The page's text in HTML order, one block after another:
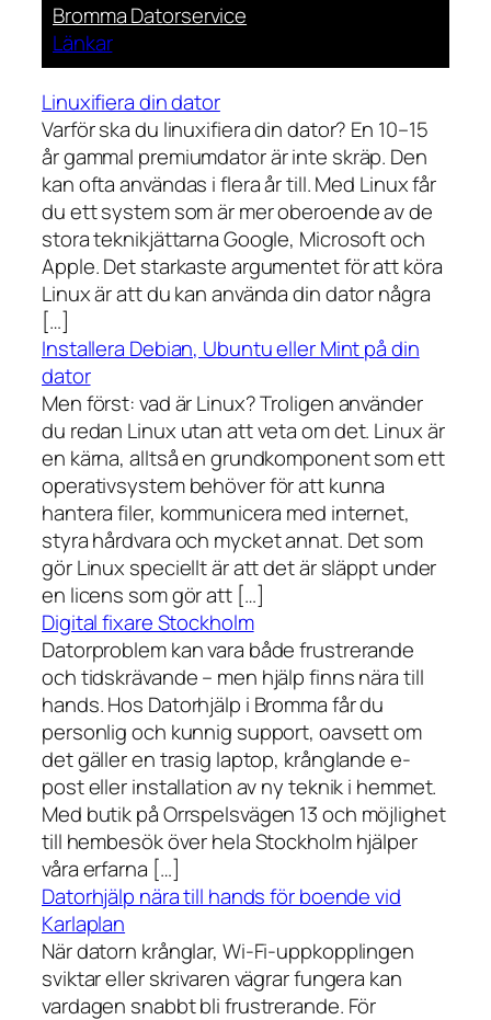
Bromma Datorservice
Länkar
Linuxifiera din dator
Varför ska du linuxifiera din dator? En 10–15
år gammal premiumdator är inte skräp. Den
kan ofta användas i flera år till. Med Linux får
du ett system som är mer oberoende av de
stora teknikjättarna Google, Microsoft och
Apple. Det starkaste argumentet för att köra
Linux är att du kan använda din dator några
[…]
Installera Debian, Ubuntu eller Mint på din
dator
Men först: vad är Linux? Troligen använder
du redan Linux utan att veta om det. Linux är
en kärna, alltså en grundkomponent som ett
operativsystem behöver för att kunna
hantera filer, kommunicera med internet,
styra hårdvara och mycket annat. Det som
gör Linux speciellt är att det är släppt under
en licens som gör att […]
Digital fixare Stockholm
Datorproblem kan vara både frustrerande
och tidskrävande – men hjälp finns nära till
hands. Hos Datorhjälp i Bromma får du
personlig och kunnig support, oavsett om
det gäller en trasig laptop, krånglande e-
post eller installation av ny teknik i hemmet.
Med butik på Orrspelsvägen 13 och möjlighet
till hembesök över hela Stockholm hjälper
våra erfarna […]
Datorhjälp nära till hands för boende vid
Karlaplan
När datorn krånglar, Wi-Fi-uppkopplingen
sviktar eller skrivaren vägrar fungera kan
vardagen snabbt bli frustrerande. För